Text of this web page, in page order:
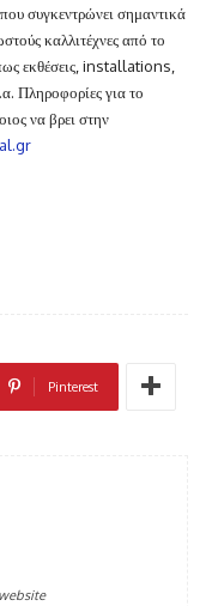
συγκεντρώνει σημαντικά
καλλιτέχνες από το
εκθέσεις, installations,
Πληροφορίες για το
να βρει στην
.gr
Pinterest